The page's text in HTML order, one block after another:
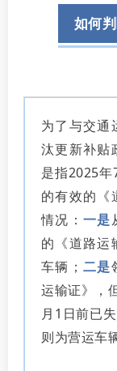
如何
为了与交通
汰更新补贴
是指2025
的有效的《
情况：一是
的《道路运
车辆； 二是
运输证》，
月1日前已
则为营运车辆